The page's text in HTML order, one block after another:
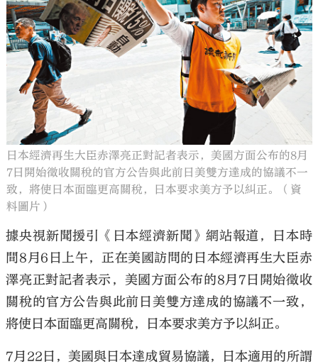
日本經濟再生大臣赤澤亮正對記者表示，美國方面公布的8月
7日開始徵收關稅的官方公告與此前日美雙方達成的協議不一
致，將使日本面臨更高關稅，日本要求美方予以糾正。（資
料圖片）
據央視新聞援引《日本經濟新聞》網站報道，日本時
間8月6日上午，正在美國訪問的日本經濟再生大臣赤
澤亮正對記者表示，美國方面公布的8月7日開始徵收
關稅的官方公告與此前日美雙方達成的協議不一致，
將使日本面臨更高關稅，日本要求美方予以糾正。
7月22日，美國與日本達成貿易協議，日本適用的所謂